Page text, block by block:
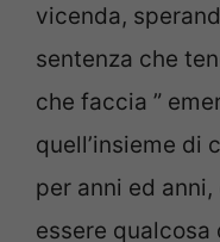
vicenda,
sentenza che
che faccia ”
quell’insieme di
per anni ed
essere